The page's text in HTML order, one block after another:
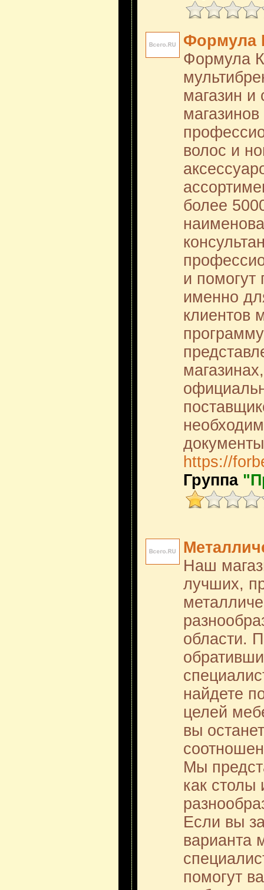
Формула
Формула
магазин и
волос и
более
и помогут
именно
клиентов
https://
Группа
Наш
лучших,
области.
найдете
целей
вы
Мы
как столы
Если вы
варианта
помогут